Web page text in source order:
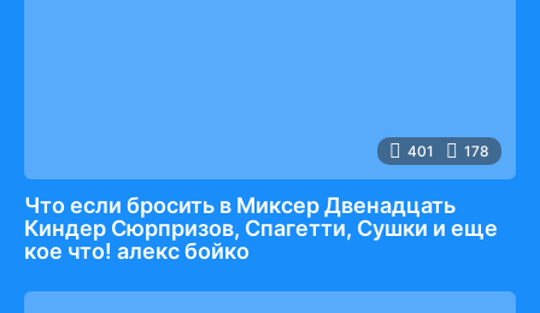
401 178
Что если бросить в Миксер Двенадцать
Киндер Сюрпризов, Спагетти, Сушки и еще
кое что! алекс бойко